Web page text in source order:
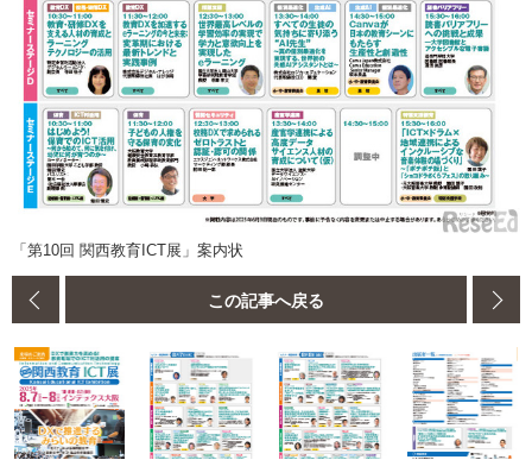
「第10回 関西教育ICT展」案内状
この記事へ戻る